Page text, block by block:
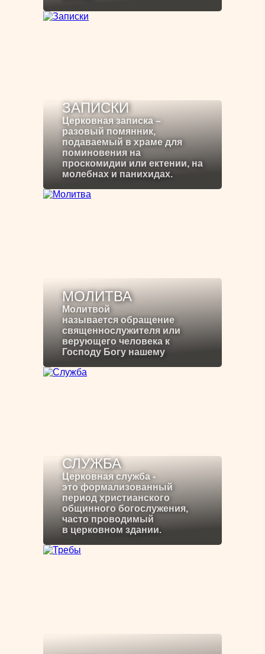
ЗАПИСКИ
Церковная записка –
разовый помянник,
подаваемый в храме для
поминовения на
проскомидии или ектении, на
молебнах и панихидах.
МОЛИТВА
Молитвой
называется обращение
священнослужителя или
верующего человека к
Господу Богу нашему
СЛУЖБА
Церковная служба -
это формализованный
период христианского
общинного богослужения,
часто проводимый
в церковном здании.